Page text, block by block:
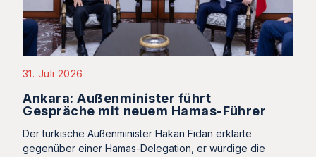
31. Juli 2026
Ankara: Außenminister führt
Gespräche mit neuem Hamas-Führer
Der türkische Außenminister Hakan Fidan erklärte
gegenüber einer Hamas-Delegation, er würdige die